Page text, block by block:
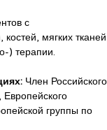
с
мягких тканей
) терапии.
Член Российского
Европейского
группы по